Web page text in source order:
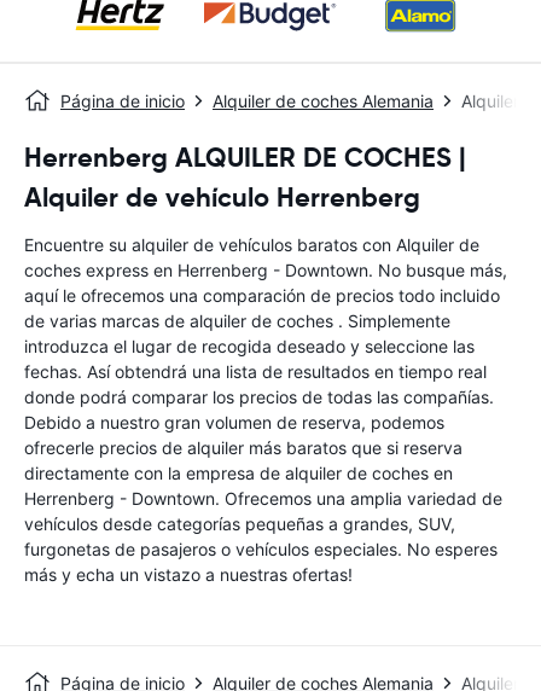
Página de inicio Alquiler de coches Alemania Alquiler
Herrenberg ALQUILER DE COCHES |
Alquiler de vehículo Herrenberg
Encuentre su alquiler de vehículos baratos con Alquiler de
coches express en Herrenberg - Downtown. No busque más,
aquí le ofrecemos una comparación de precios todo incluido
de varias marcas de alquiler de coches . Simplemente
introduzca el lugar de recogida deseado y seleccione las
fechas. Así obtendrá una lista de resultados en tiempo real
donde podrá comparar los precios de todas las compañías.
Debido a nuestro gran volumen de reserva, podemos
ofrecerle precios de alquiler más baratos que si reserva
directamente con la empresa de alquiler de coches en
Herrenberg - Downtown. Ofrecemos una amplia variedad de
vehículos desde categorías pequeñas a grandes, SUV,
furgonetas de pasajeros o vehículos especiales. No esperes
más y echa un vistazo a nuestras ofertas!
Página de inicio Alquiler de coches Alemania Alquiler